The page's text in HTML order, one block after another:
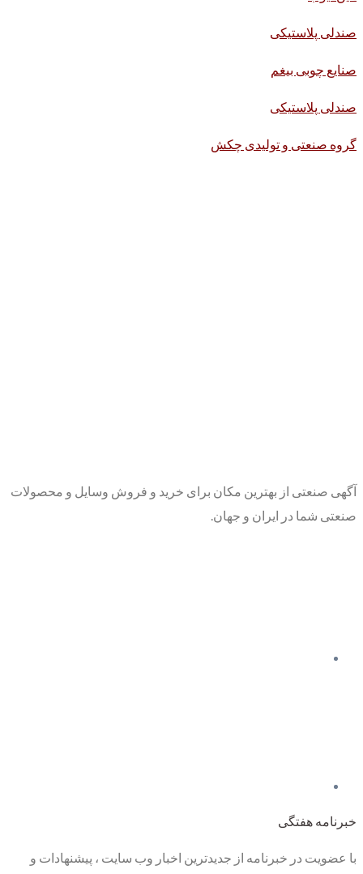
صندلی پلاستیکی
صنایع چوبی بیغم
صندلی پلاستیکی
گروه صنعتی و تولیدی چکش
آگهی صنعتی از بهترین مکان برای خرید و فروش وسایل و محصولات
صنعتی شما در ایران و جهان.
خبرنامه هفتگی
با عضویت در خبرنامه از جدیدترین اخبار وب سایت ، پیشنهادات و